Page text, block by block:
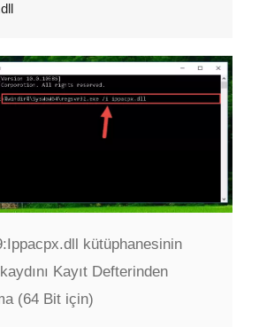
Ippacpx.dll kütüphanesinin
Kayıt Defterinden
(64 Bit için)